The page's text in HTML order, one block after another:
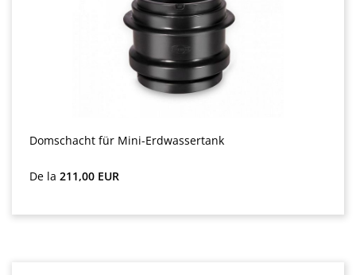
Domschacht für Mini-Erdwassertank
Preț obișnuit:
De la 211,00 EUR